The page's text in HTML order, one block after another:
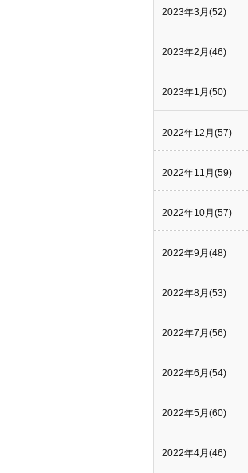
2023年3月(52)
2023年2月(46)
2023年1月(50)
2022年12月(57)
2022年11月(59)
2022年10月(57)
2022年9月(48)
2022年8月(53)
2022年7月(56)
2022年6月(54)
2022年5月(60)
2022年4月(46)